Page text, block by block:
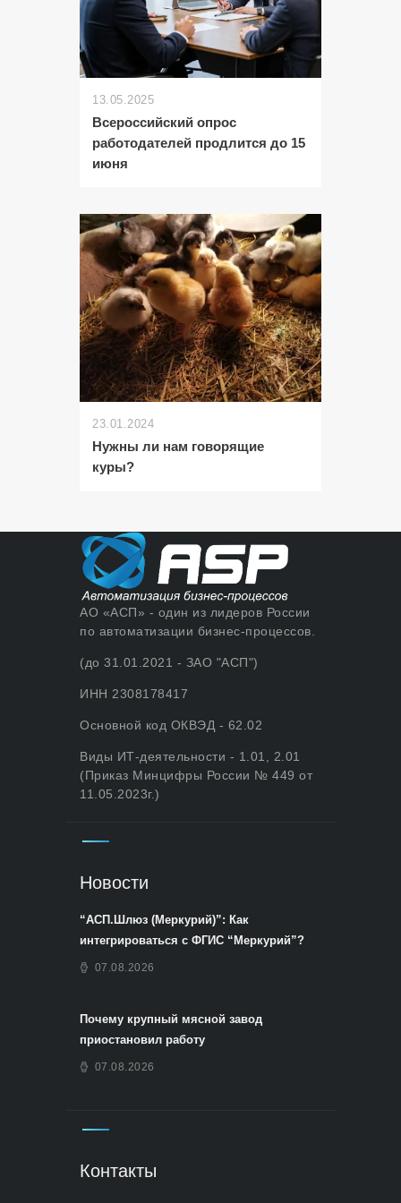
13.05.2025
Всероссийский опрос
работодателей продлится до 15
июня
23.01.2024
Нужны ли нам говорящие
куры?
АО «АСП» - один из лидеров России
по автоматизации бизнес-процессов.
(до 31.01.2021 - ЗАО "АСП")
ИНН 2308178417
Основной код ОКВЭД - 62.02
Виды ИТ-деятельности - 1.01, 2.01
(Приказ Минцифры России № 449 от
11.05.2023г.)
Новости
“АСП.Шлюз (Меркурий)”: Как
интегрироваться с ФГИС “Меркурий”?
07.08.2026
Почему крупный мясной завод
приостановил работу
07.08.2026
Контакты